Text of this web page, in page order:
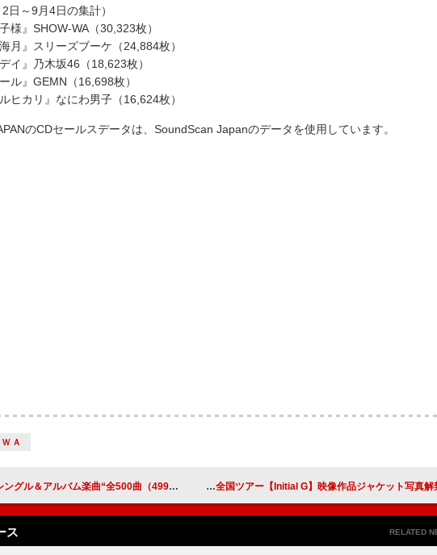
2日～9月4日の集計）
様』SHOW-WA（30,323枚）
月』スリーズブーケ（24,884枚）
イ』乃木坂46（18,623枚）
ル』GEMN（16,698枚）
ヒカリ』なにわ男子（16,624枚）
のCDセールスデータは、SoundScan Japanのデータを使用しています。
Ａ
＆アルバム楽曲“全500曲（499＋1）”サブスク解禁へ 郷ひろみ、2024年最新全国ツアー【Initial G】映像作品ジャケット写真
ス RELATED